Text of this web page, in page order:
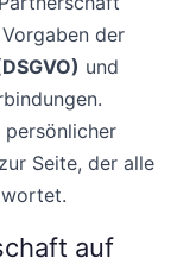
der
und
Seite, der alle
auf